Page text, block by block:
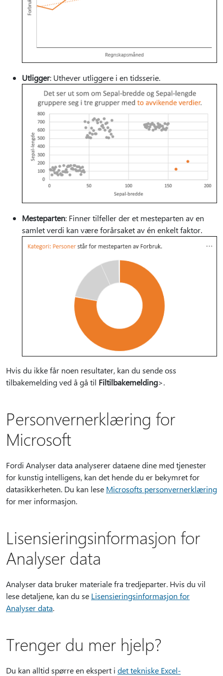
Utligger: Uthever utliggere i en tidsserie.
Mesteparten: Finner tilfeller der et mesteparten av en
samlet verdi kan være forårsaket av én enkelt faktor.
Hvis du ikke får noen resultater, kan du sende oss
tilbakemelding ved å gå til Filtilbakemelding>.
Personvernerklæring for
Microsoft
Fordi Analyser data analyserer dataene dine med tjenester
for kunstig intelligens, kan det hende du er bekymret for
datasikkerheten. Du kan lese Microsofts personvernerklæring
for mer informasjon.
Lisensieringsinformasjon for
Analyser data
Analyser data bruker materiale fra tredjeparter. Hvis du vil
lese detaljene, kan du se Lisensieringsinformasjon for
Analyser data.
Trenger du mer hjelp?
Du kan alltid spørre en ekspert i det tekniske Excel-